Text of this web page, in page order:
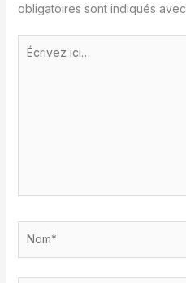
obligatoires sont indiqués avec
Écrivez
ici…